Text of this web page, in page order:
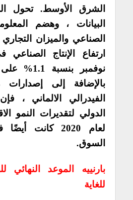
الشرق الأوسط. تحول
البيانات ، وهضم
الصناعي والميزان
ارتفاع الإنتاج الصناعي
نوفمبر
بالإضافة إلى إصدارات
الفيدرالي الالماني ،
الدولي لتقديرات النمو
لعام 2020 كانت
السوق.
بارنييه الموعد
للغاية